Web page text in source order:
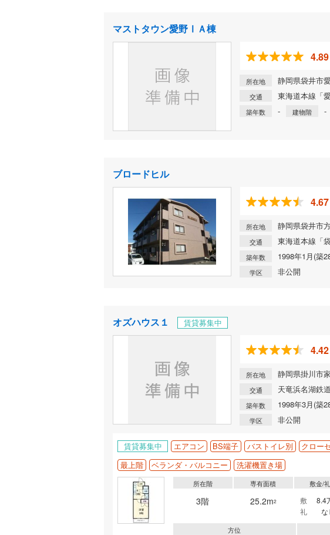
マストタウン愛野ⅠＡ棟
4.89
所在地 静岡県袋井市
交通 東海道本線
築年数 - 建物階 -
ブロードヒル
4.67
所在地 静岡県袋井市
交通 東海道本線
築年数 1998年1月(築
学区 非公開
オズハウス１ 賃貸募集中
4.42
所在地 静岡県掛川市
交通 天竜浜名湖
築年数 1998年3月(築
学区 非公開
賃貸募集中 エアコン BS端子 バストイレ別 クロー
最上階
ベランダ・バルコニー 洗濯機置き場
敷金/
敷
8.4
礼
な
専有面積
25.2m2
所在階
3階
方位